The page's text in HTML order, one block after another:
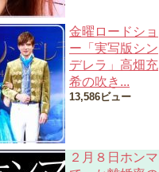
金曜ロードショ
ー「実写版シン
デレラ」高畑充
希の吹き...
13,586ビュー
２月８日ホンマ